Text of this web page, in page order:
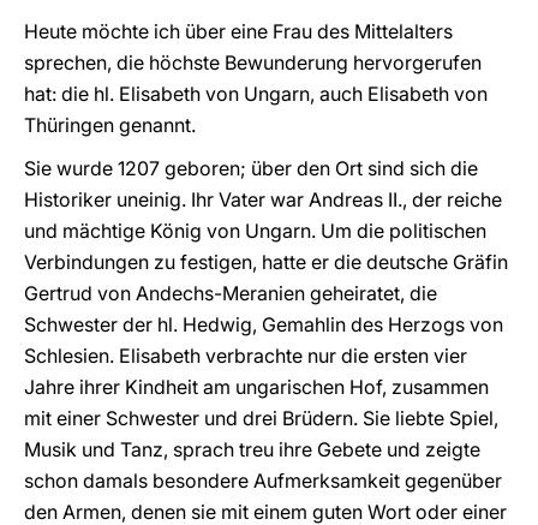
Heute möchte ich über eine Frau des Mittelalters
sprechen, die höchste Bewunderung hervorgerufen
hat: die hl. Elisabeth von Ungarn, auch Elisabeth von
Thüringen genannt.
Sie wurde 1207 geboren; über den Ort sind sich die
Historiker uneinig. Ihr Vater war Andreas II., der reiche
und mächtige König von Ungarn. Um die politischen
Verbindungen zu festigen, hatte er die deutsche Gräfin
Gertrud von Andechs-Meranien geheiratet, die
Schwester der hl. Hedwig, Gemahlin des Herzogs von
Schlesien. Elisabeth verbrachte nur die ersten vier
Jahre ihrer Kindheit am ungarischen Hof, zusammen
mit einer Schwester und drei Brüdern. Sie liebte Spiel,
Musik und Tanz, sprach treu ihre Gebete und zeigte
schon damals besondere Aufmerksamkeit gegenüber
den Armen, denen sie mit einem guten Wort oder einer